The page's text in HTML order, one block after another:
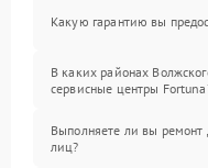
Какую гарантию вы
В каких районах
сервисные центры
Выполняете ли вы
лиц?